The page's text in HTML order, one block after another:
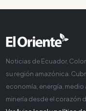
Noticias de Ecuador,
su región amazónica.
economía, energía, medio
minería desde el corazón